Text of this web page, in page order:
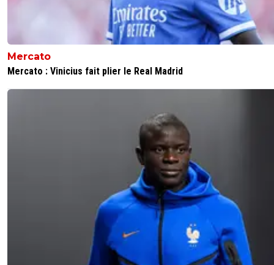
Mercato
Mercato : Vinicius fait plier le Real Madrid